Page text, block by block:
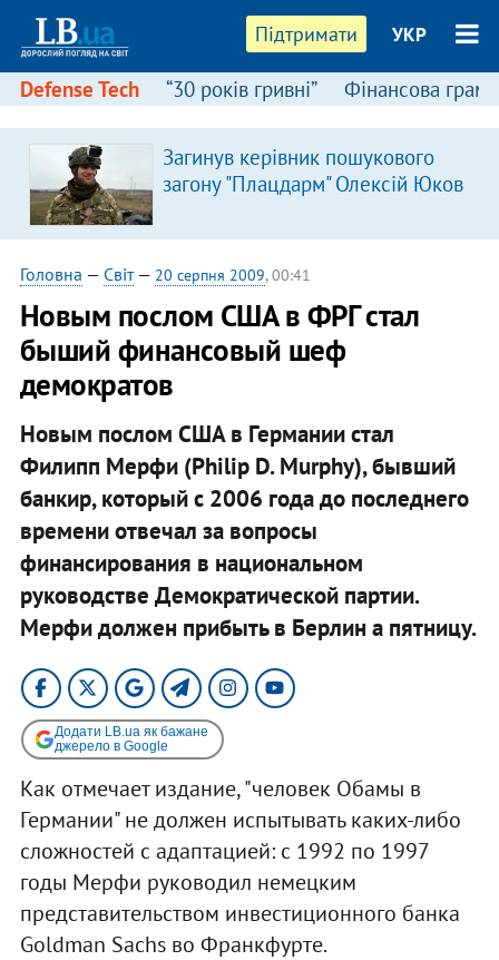
Підтримати УКР
Defense Tech “30 років гривні” Фінансова
Загинув керівник пошукового
загону "Плацдарм" Олексій Юков
Головна — Світ— 20 серпня 2009, 00:41
Новым послом США в ФРГ стал
быший финансовый шеф
демократов
Новым послом США в Германии стал
Филипп Мерфи (Philip D. Murphy), бывший
банкир, который с 2006 года до последнего
времени отвечал за вопросы
финансирования в национальном
руководстве Демократической партии.
Мерфи должен прибыть в Берлин а пятницу.
Додати LB.ua як бажане
джерело в Google
Как отмечает издание, "человек Обамы в
Германии" не должен испытывать каких-либо
сложностей с адаптацией: с 1992 по 1997
годы Мерфи руководил немецким
представительством инвестиционного банка
Goldman Sachs во Франкфурте.